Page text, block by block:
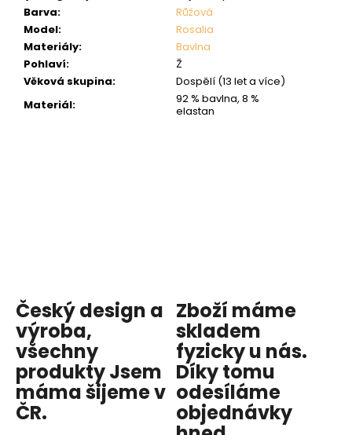
Barva:
Růžová
Model:
Rosalia
Materiály:
Bavlna
Pohlaví:
Ž
Věková skupina:
Dospělí (13 let a více)
Materiál:
92 % bavlna, 8 %
elastan
Český design a
výroba,
všechny
produktyJsem
mámašijeme v
ČR.
Zboží máme
skladem
fyzicky u nás.
Díky tomu
odesíláme
objednávky